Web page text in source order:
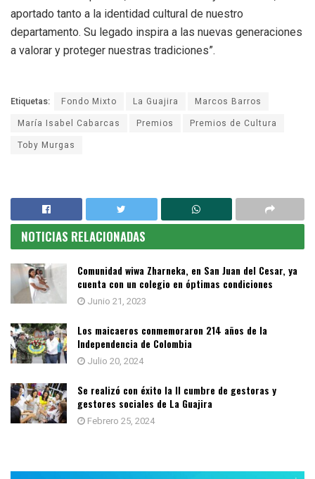
aportado tanto a la identidad cultural de nuestro
departamento. Su legado inspira a las nuevas generaciones
a valorar y proteger nuestras tradiciones”.
Etiquetas: Fondo Mixto La Guajira
Marcos Barros
María Isabel Cabarcas
Premios
Premios de Cultura
Toby Murgas
NOTICIAS RELACIONADAS
Comunidad wiwa Zharneka, en San Juan del Cesar, ya
cuenta con un colegio en óptimas condiciones
Junio 21, 2023
Los maicaeros conmemoraron 214 años de la
Independencia de Colombia
Julio 20, 2024
Se realizó con éxito la II cumbre de gestoras y
gestores sociales de La Guajira
Febrero 25, 2024